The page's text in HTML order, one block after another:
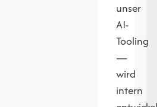
unser
AI-
Tooling
—
wird
intern